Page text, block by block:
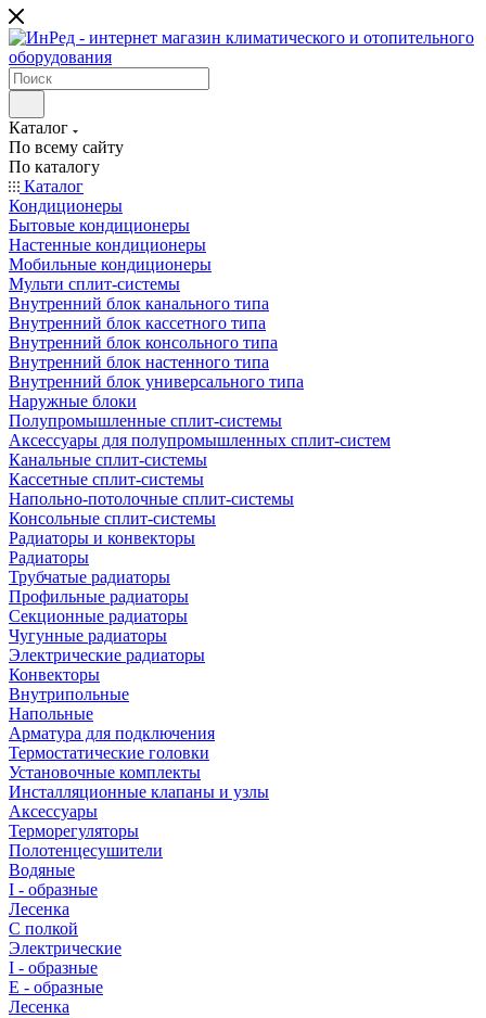
Каталог
По всему сайту
По каталогу
Каталог
Кондиционеры
Бытовые кондиционеры
Настенные кондиционеры
Мобильные кондиционеры
Мульти сплит-системы
Внутренний блок канального типа
Внутренний блок кассетного типа
Внутренний блок консольного типа
Внутренний блок настенного типа
Внутренний блок универсального типа
Наружные блоки
Полупромышленные сплит-системы
Аксессуары для полупромышленных сплит-систем
Канальные сплит-системы
Кассетные сплит-системы
Напольно-потолочные сплит-системы
Консольные сплит-системы
Радиаторы и конвекторы
Радиаторы
Трубчатые радиаторы
Профильные радиаторы
Секционные радиаторы
Чугунные радиаторы
Электрические радиаторы
Конвекторы
Внутрипольные
Напольные
Арматура для подключения
Термостатические головки
Установочные комплекты
Инсталляционные клапаны и узлы
Аксессуары
Терморегуляторы
Полотенцесушители
Водяные
I - образные
Лесенка
С полкой
Электрические
I - образные
E - образные
Лесенка